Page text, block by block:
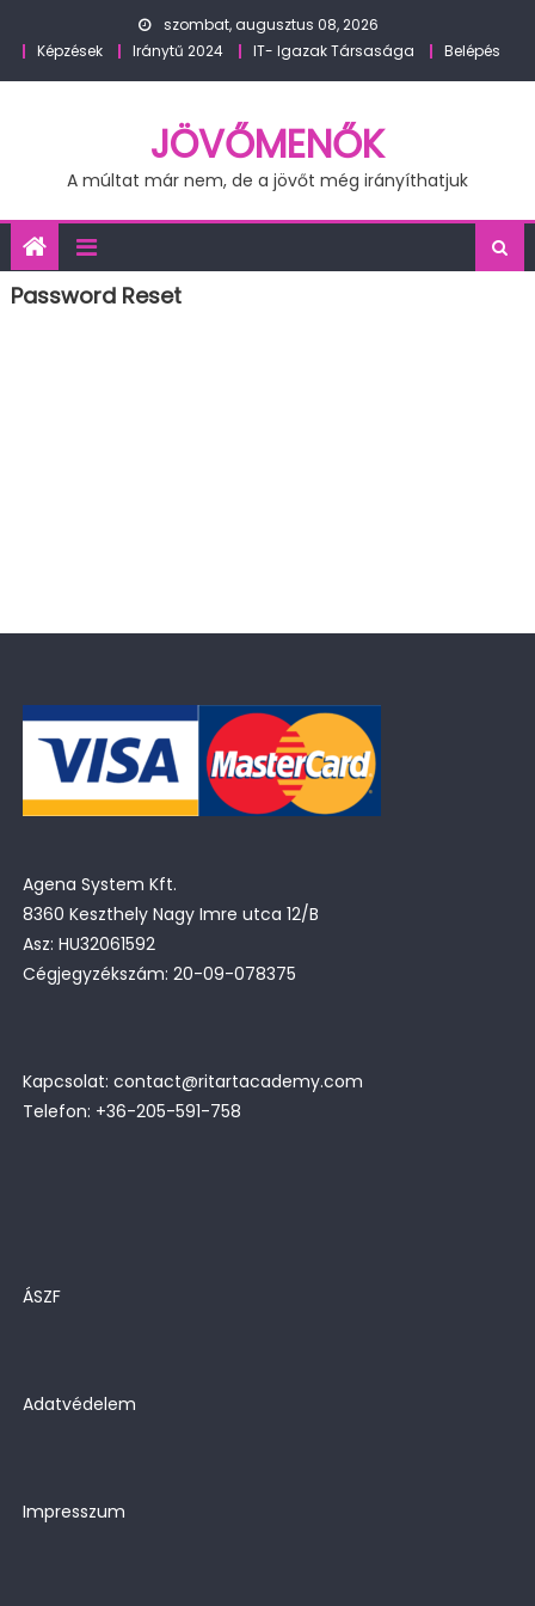
szombat, augusztus 08, 2026
Képzések
Iránytű 2024 IT- Igazak Társasága Belépés
JÖVŐMENŐK
A múltat már nem, de a jövőt még irányíthatjuk
Password Reset
Agena System Kft.
8360 Keszthely Nagy Imre utca 12/B
Asz: HU32061592
Cégjegyzékszám: 20-09-078375
Kapcsolat: contact@ritartacademy.com
Telefon: +36-205-591-758
ÁSZF
Adatvédelem
Impresszum